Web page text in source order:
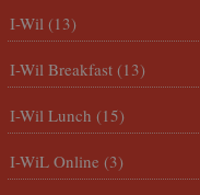
I-Wil (13)
I-Wil Breakfast (13)
I-Wil Lunch (15)
I-WiL Online (3)